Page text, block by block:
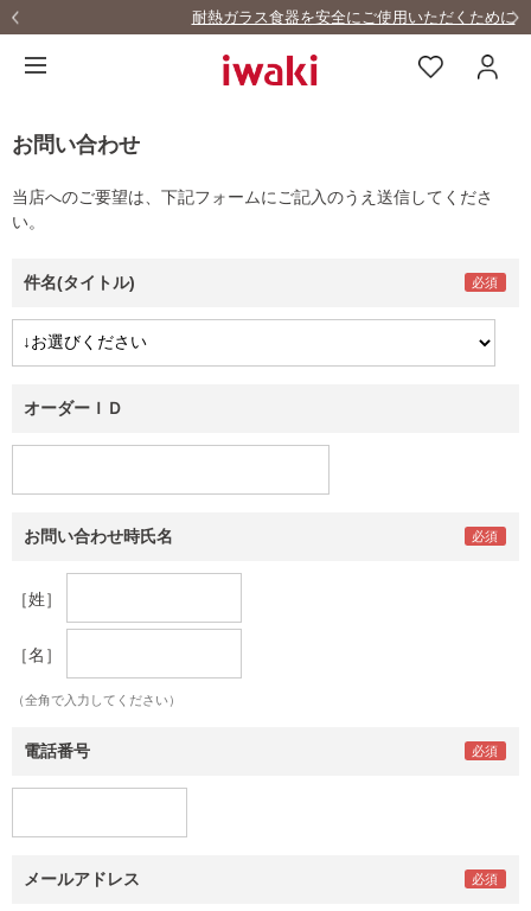
耐熱ガラス食器を安全にご使用いただくために
お問い合わせ
当店へのご要望は、下記フォームにご記入のうえ送信してくださ
い。
件名(タイトル)
オーダーＩＤ
お問い合わせ時氏名
［姓］
［名］
（全角で入力してください）
電話番号
メールアドレス